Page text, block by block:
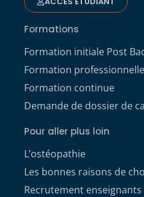
Formations
Formation initiale Post
Formation professionnelle
Formation continue
Demande de dossier de
Pour aller plus loin
L’ostéopathie
Les bonnes raisons de
Recrutement enseignants